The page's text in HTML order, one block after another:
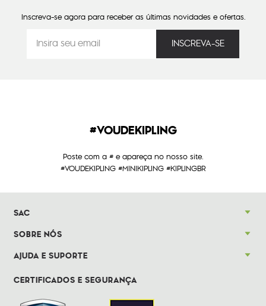
Inscreva-se agora para receber as últimas novidades e ofertas.
#VOUDEKIPLING
Poste com a # e apareça no nosso site.
#VOUDEKIPLING #MINIKIPLING #KIPLINGBR
SAC
SOBRE NÓS
AJUDA E SUPORTE
CERTIFICADOS E SEGURANÇA